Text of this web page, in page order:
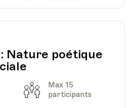
Pédagogique - Salle 720
Nature poétique
Capacité
Max 15
participants